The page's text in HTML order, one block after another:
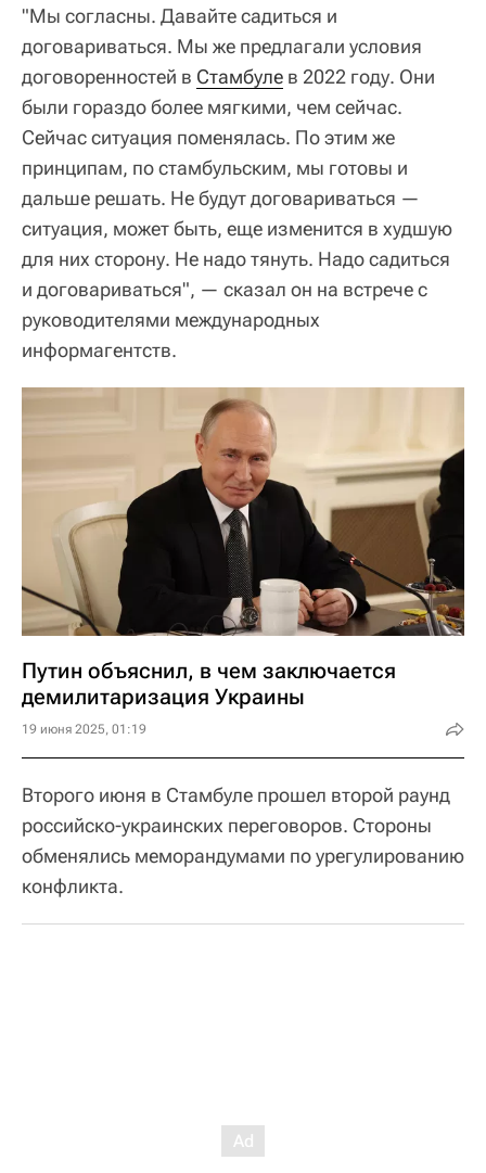
"Мы согласны. Давайте садиться и
договариваться. Мы же предлагали условия
договоренностей в Стамбуле в 2022 году. Они
были гораздо более мягкими, чем сейчас.
Сейчас ситуация поменялась. По этим же
принципам, по стамбульским, мы готовы и
дальше решать. Не будут договариваться —
ситуация, может быть, еще изменится в худшую
для них сторону. Не надо тянуть. Надо садиться
и договариваться", — сказал он на встрече с
руководителями международных
информагентств.
Путин объяснил, в чем заключается
демилитаризация Украины
19 июня 2025, 01:19
Второго июня в Стамбуле прошел второй раунд
российско-украинских переговоров. Стороны
обменялись меморандумами по урегулированию
конфликта.